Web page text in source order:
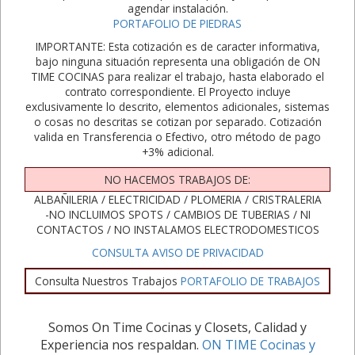
agendar instalación.
PORTAFOLIO DE PIEDRAS
IMPORTANTE: Esta cotización es de caracter informativa,
bajo ninguna situación representa una obligación de ON
TIME COCINAS para realizar el trabajo, hasta elaborado el
contrato correspondiente. El Proyecto incluye
exclusivamente lo descrito, elementos adicionales, sistemas
o cosas no descritas se cotizan por separado. Cotización
valida en Transferencia o Efectivo, otro método de pago
+3% adicional.
NO HACEMOS TRABAJOS DE:
ALBAÑILERIA / ELECTRICIDAD / PLOMERIA / CRISTRALERIA
-NO INCLUIMOS SPOTS / CAMBIOS DE TUBERIAS / NI
CONTACTOS / NO INSTALAMOS ELECTRODOMESTICOS
CONSULTA AVISO DE PRIVACIDAD
Consulta Nuestros Trabajos PORTAFOLIO DE TRABAJOS
Somos On Time Cocinas y Closets, Calidad y
Experiencia nos respaldan. ON TIME Cocinas y